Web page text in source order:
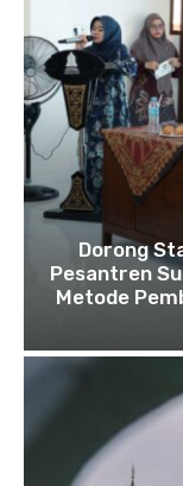
Dorong
Pesantren
Metode